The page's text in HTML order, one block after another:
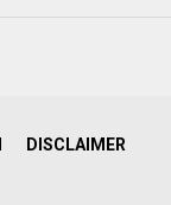
DISCLAIMER